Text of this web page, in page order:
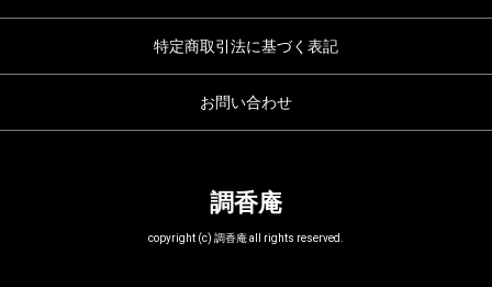
特定商取引法に基づく表記
お問い合わせ
調香庵
copyright (c) 調香庵 all rights reserved.